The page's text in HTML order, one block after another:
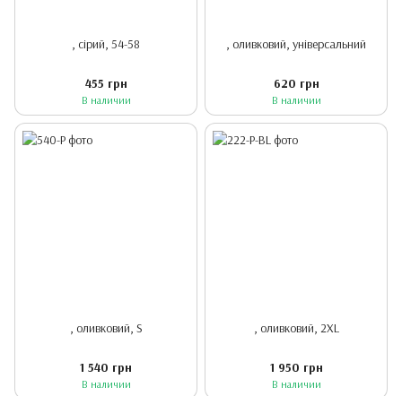
, сірий, 54-58
455 грн
В наличии
, оливковий, універсальний
620 грн
В наличии
, оливковий, S
1 540 грн
В наличии
, оливковий, 2XL
1 950 грн
В наличии